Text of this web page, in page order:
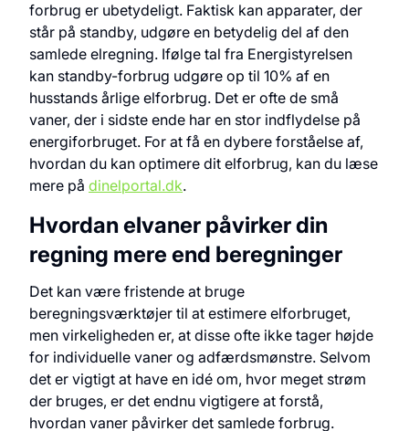
forbrug er ubetydeligt. Faktisk kan apparater, der
står på standby, udgøre en betydelig del af den
samlede elregning. Ifølge tal fra Energistyrelsen
kan standby-forbrug udgøre op til 10% af en
husstands årlige elforbrug. Det er ofte de små
vaner, der i sidste ende har en stor indflydelse på
energiforbruget. For at få en dybere forståelse af,
hvordan du kan optimere dit elforbrug, kan du læse
mere på dinelportal.dk.
Hvordan elvaner påvirker din
regning mere end beregninger
Det kan være fristende at bruge
beregningsværktøjer til at estimere elforbruget,
men virkeligheden er, at disse ofte ikke tager højde
for individuelle vaner og adfærdsmønstre. Selvom
det er vigtigt at have en idé om, hvor meget strøm
der bruges, er det endnu vigtigere at forstå,
hvordan vaner påvirker det samlede forbrug.